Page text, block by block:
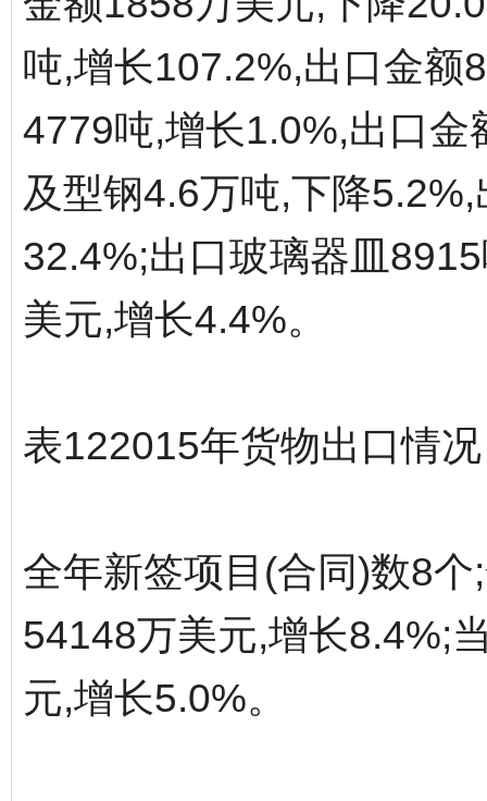
吨,增长107.2%,出口金额
4779吨,增长1.0%,出口
及型钢4.6万吨,下降
32.4%;出口玻璃器皿
美元,增长4.4%。
表122015年货物出口情况
全年新签项目(合同)数8
54148万美元,增长8.4%;
元,增长5.0%。